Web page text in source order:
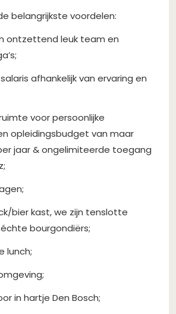
belangrijkste voordelen:
ontzettend leuk team en
afhankelijk van ervaring en
voor persoonlijke
opleidingsbudget van maar
jaar & ongelimiteerde toegang
bier kast, we zijn tenslotte
bourgondiërs;
lunch;
in hartje Den Bosch;